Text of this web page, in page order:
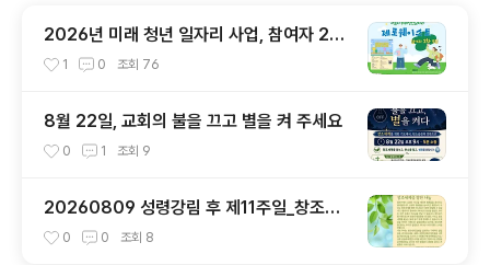
2026년 미래 청년 일자리 사업, 참여자 2차
모집1 0 조회 76
8월 22일, 교회의 불을 끄고 별을 켜 주세요
0 1 조회 9
20260809 성령강림 후 제11주일_창조세
계돌봄52주편지
0 0 조회 8